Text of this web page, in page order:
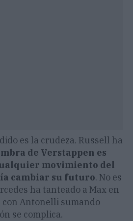
es la crudeza. Russell ha
de Verstappen es
movimiento del
cambiar su futuro. No es
ha tanteado a Max en
con Antonelli sumando
se complica.